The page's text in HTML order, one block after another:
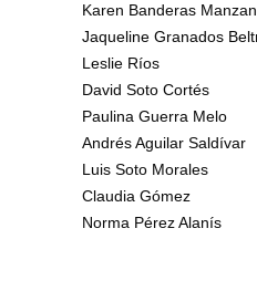
Karen Banderas
Jaqueline Granados
Leslie Ríos
David Soto Cortés
Paulina Guerra Melo
Andrés Aguilar Saldívar
Luis Soto Morales
Claudia Gómez
Norma Pérez Alanís